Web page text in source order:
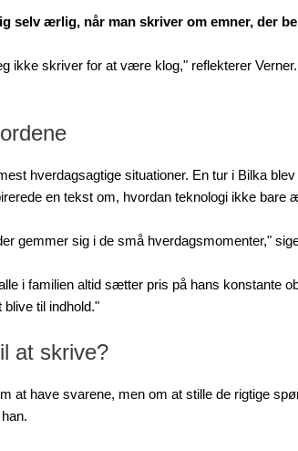
selv ærlig, når man skriver om emner, der
ikke skriver for at være klog," reflekterer
hverdagsagtige situationer. En tur i Bilka
en tekst om, hvordan teknologi ikke bare
gemmer sig i de små hverdagsmomenter,"
i familien altid sætter pris på hans konstante
til indhold."
at skrive?
at have svarene, men om at stille de rigtige